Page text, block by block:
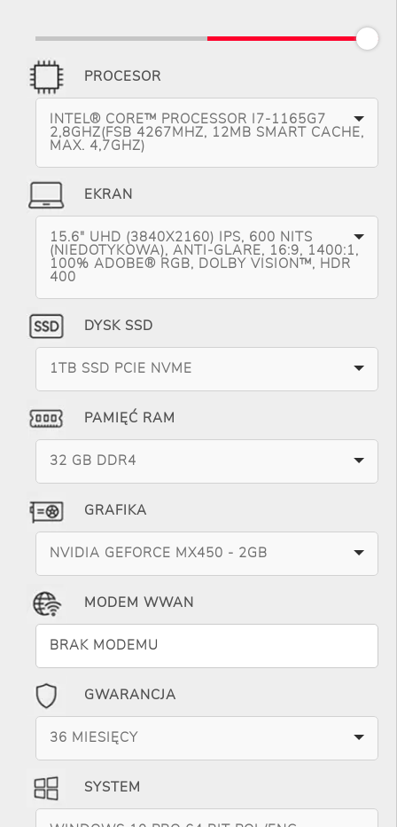
PROCESOR
INTEL® CORE™ PROCESSOR I7-1165G7
2,8GHZ(FSB 4267MHZ, 12MB SMART CACHE,
MAX. 4,7GHZ)
EKRAN
15.6" UHD (3840X2160) IPS, 600 NITS
(NIEDOTYKOWA), ANTI-GLARE, 16:9, 1400:1,
100% ADOBE® RGB, DOLBY VISION™, HDR
400
DYSK SSD
1TB SSD PCIE NVME
PAMIĘĆ RAM
32 GB DDR4
GRAFIKA
NVIDIA GEFORCE MX450 - 2GB
MODEM WWAN
BRAK MODEMU
GWARANCJA
36 MIESIĘCY
SYSTEM